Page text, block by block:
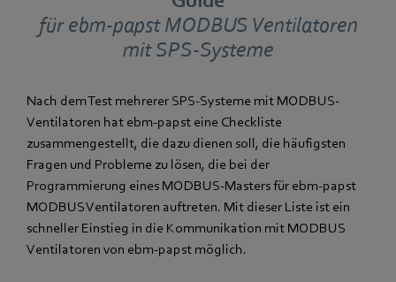
für ebm‑papst MODBUS Ventilatoren
mit SPS-Systeme
Nach dem Test mehrerer SPS-Systeme mit MODBUS-
Ventilatoren hat ebm‑papst eine Checkliste
zusammengestellt, die dazu dienen soll, die häufigsten
Fragen und Probleme zu lösen, die bei der
Programmierung eines MODBUS-Masters für ebm‑papst
MODBUS Ventilatoren auftreten. Mit dieser Liste ist ein
schneller Einstieg in die Kommunikation mit MODBUS
Ventilatoren von ebm‑papst möglich.